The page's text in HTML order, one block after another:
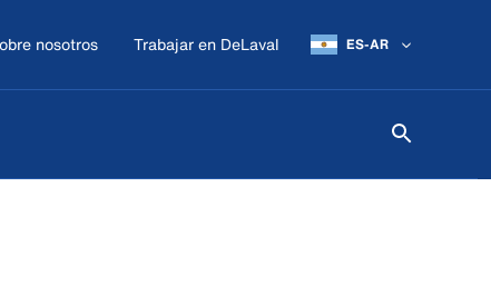
nosotros Trabajar en DeLaval ES-AR